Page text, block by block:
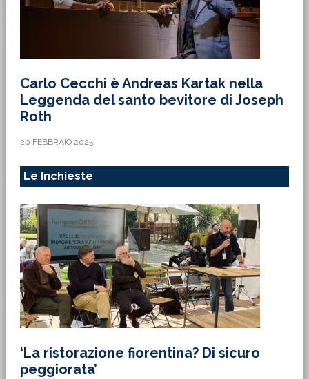
Carlo Cecchi è Andreas Kartak nella
Leggenda del santo bevitore di Joseph
Roth
20 FEBBRAIO 2025
Le Inchieste
‘La ristorazione fiorentina? Di sicuro
peggiorata’